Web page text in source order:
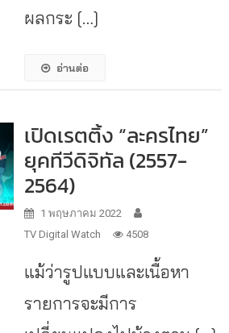
ผลกระ […]
อ่านต่อ
เปิดเรตติ้ง “ละครไทย”
ยุคทีวีดิจิทัล (2557-
2564)
1 พฤษภาคม 2022
TV Digital Watch
4508
แม้ว่ารูปแบบและเนื้อหา
รายการจะมีการ